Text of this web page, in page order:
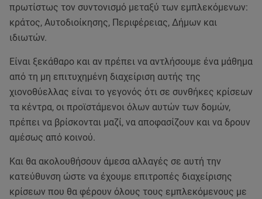
πρωτίστως τον συντονισμό μεταξύ των εμπλεκόμενων:
κράτος, Αυτοδιοίκησης, Περιφέρειας, Δήμων και
ιδιωτών.
Είναι ξεκάθαρο και αν πρέπει να αντλήσουμε ένα μάθημα
από τη μη επιτυχημένη διαχείριση αυτής της
χιονοθύελλας είναι το γεγονός ότι σε συνθήκες κρίσεων
τα κέντρα, οι προϊστάμενοι όλων αυτών των δομών,
πρέπει να βρίσκονται μαζί, να αποφασίζουν και να δρουν
αμέσως από κοινού.
Και θα ακολουθήσουν άμεσα αλλαγές σε αυτή την
κατεύθυνση ώστε να έχουμε επιτροπές διαχείρισης
κρίσεων που θα φέρουν όλους τους εμπλεκόμενους με